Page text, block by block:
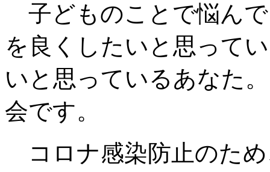
子どものことで悩ん
を良くしたいと思って
いと思っているあなた
会です。
コロナ感染防止のた